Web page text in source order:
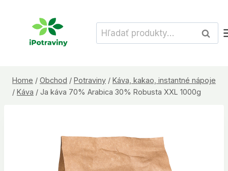
Hľadať:
Home / Obchod / Potraviny / Káva, kakao, instantné nápoje
/ Káva / Ja káva 70% Arabica 30% Robusta XXL 1000g